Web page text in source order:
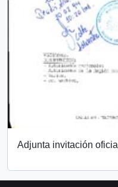
Adjunta invitación oficial